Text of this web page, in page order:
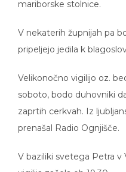
mariborske stolnice.
V nekaterih župnijah pa
pripeljejo jedila k
Velikonočno vigilijo oz.
soboto, bodo duhovniki
zaprtih cerkvah. Iz
prenašal Radio Ognjišče.
V baziliki svetega Petra v